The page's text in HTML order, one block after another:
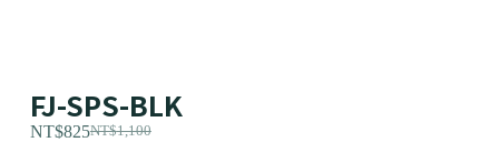
FJ-SPS-BLK
NT$1,100
NT$825